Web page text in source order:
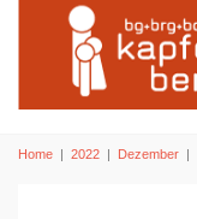
Home | 2022 | Dezember |